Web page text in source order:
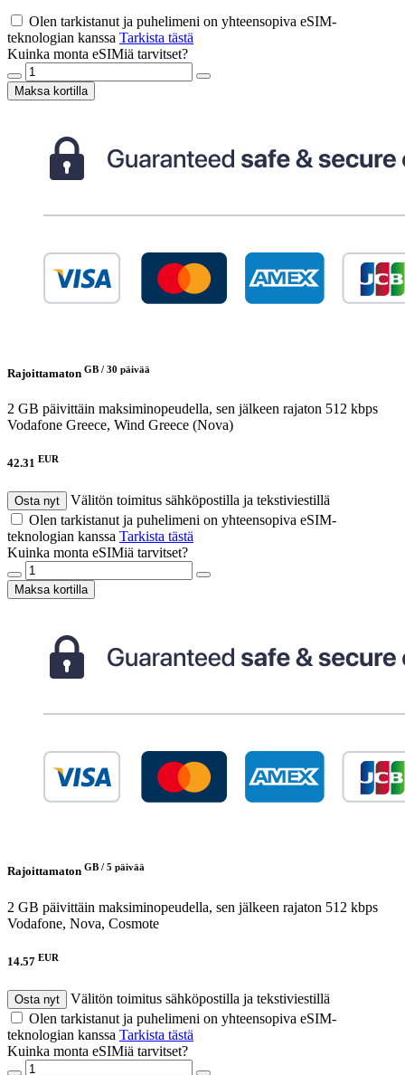
Olen tarkistanut ja puhelimeni on yhteensopiva eSIM-
teknologian kanssa Tarkista tästä
Kuinka monta eSIMiä tarvitset?
Maksa kortilla
Rajoittamaton GB / 30 päivää
2 GB päivittäin maksiminopeudella, sen jälkeen rajaton 512 kbps
Vodafone Greece, Wind Greece (Nova)
42.31 EUR
Osta nyt
Välitön toimitus sähköpostilla ja tekstiviestillä
Olen tarkistanut ja puhelimeni on yhteensopiva eSIM-
teknologian kanssa Tarkista tästä
Kuinka monta eSIMiä tarvitset?
Maksa kortilla
Rajoittamaton GB / 5 päivää
2 GB päivittäin maksiminopeudella, sen jälkeen rajaton 512 kbps
Vodafone, Nova, Cosmote
14.57 EUR
Osta nyt
Välitön toimitus sähköpostilla ja tekstiviestillä
Olen tarkistanut ja puhelimeni on yhteensopiva eSIM-
teknologian kanssa Tarkista tästä
Kuinka monta eSIMiä tarvitset?